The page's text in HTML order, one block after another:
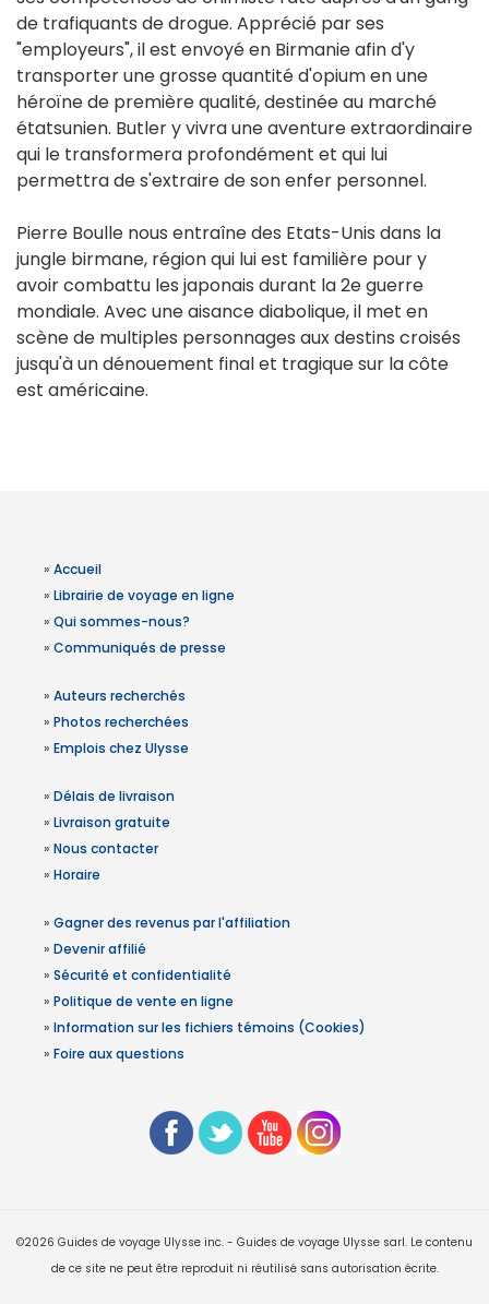
de trafiquants de drogue. Apprécié par ses
"employeurs", il est envoyé en Birmanie afin d'y
transporter une grosse quantité d'opium en une
héroïne de première qualité, destinée au marché
étatsunien. Butler y vivra une aventure extraordinaire
qui le transformera profondément et qui lui
permettra de s'extraire de son enfer personnel.
Pierre Boulle nous entraîne des Etats-Unis dans la
jungle birmane, région qui lui est familière pour y
avoir combattu les japonais durant la 2e guerre
mondiale. Avec une aisance diabolique, il met en
scène de multiples personnages aux destins croisés
jusqu'à un dénouement final et tragique sur la côte
est américaine.
» Accueil
» Librairie de voyage en ligne
» Qui sommes-nous?
» Communiqués de presse
» Auteurs recherchés
» Photos recherchées
» Emplois chez Ulysse
» Délais de livraison
» Livraison gratuite
» Nous contacter
» Horaire
» Gagner des revenus par l'affiliation
» Devenir affilié
» Sécurité et confidentialité
» Politique de vente en ligne
» Information sur les fichiers témoins (Cookies)
» Foire aux questions
©2026 Guides de voyage Ulysse inc. - Guides de voyage Ulysse sarl. Le contenu
de ce site ne peut être reproduit ni réutilisé sans autorisation écrite.